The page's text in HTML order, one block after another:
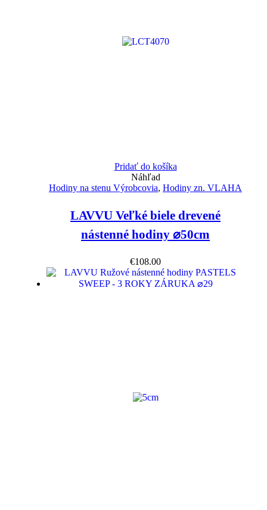
Pridať do košíka
Náhľad
Hodiny na stenu Výrobcovia, Hodiny zn. VLAHA
LAVVU Veľké biele drevené
nástenné hodiny ⌀50cm
€108.00